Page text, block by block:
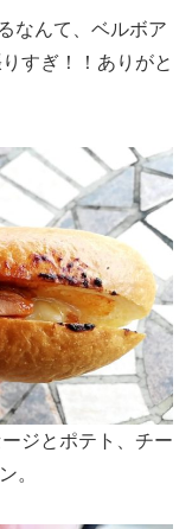
なんて、ベルボア
すぎ！！ありがと
ジとポテト、チー
。